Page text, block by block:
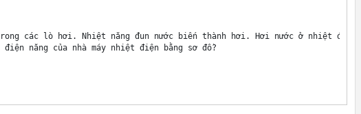
các lò hơi. Nhiệt năng đun nước biến thành hơi. Hơi nước ở nhiệt
năng của nhà máy nhiệt điện bằng sơ đồ?